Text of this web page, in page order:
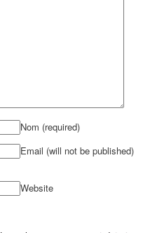
Nom (required)
Email (will not be published)
Website